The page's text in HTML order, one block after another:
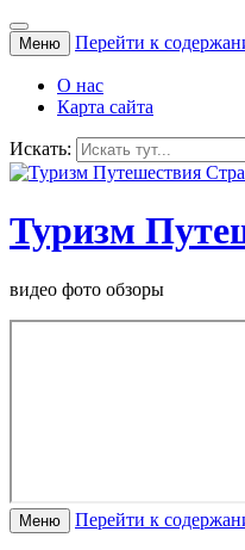
Меню Перейти к
О нас
Карта сайта
Искать:
Туризм
видео фото обзоры
Меню Перейти к